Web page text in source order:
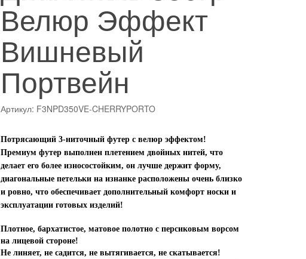
Велюр Эффект
Вишневый
Портвейн
Артикул: F3NPD350VE-CHERRYPORTO
Потрясающий 3-ниточный футер с велюр эффектом!
Премиум футер выполнен плетением двойных нитей, что
делает его более износостойким, он лучше держит форму,
диагональные петельки на изнанке расположены очень близко
и ровно, что обеспечивает дополнительный комфорт носки и
эксплуатации готовых изделий!
Плотное, бархатистое, матовое полотно с персиковым ворсом
на лицевой стороне!
Не линяет, не садится, не вытягивается, не скатывается!